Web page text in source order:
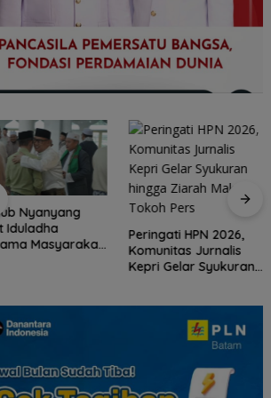
Nyanyang
Iduladha
Masyarakat
Peringati HPN 2026,
Komunitas Jurnalis
Kepri Gelar Syukuran